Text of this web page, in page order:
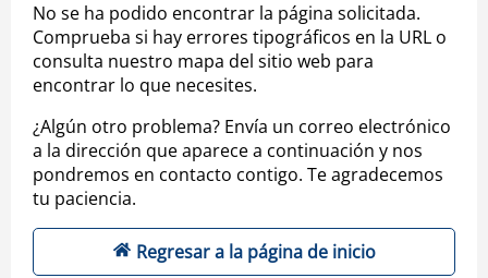
No se ha podido encontrar la página solicitada.
Comprueba si hay errores tipográficos en la URL o
consulta nuestro mapa del sitio web para
encontrar lo que necesites.
¿Algún otro problema? Envía un correo electrónico
a la dirección que aparece a continuación y nos
pondremos en contacto contigo. Te agradecemos
tu paciencia.
Regresar a la página de inicio